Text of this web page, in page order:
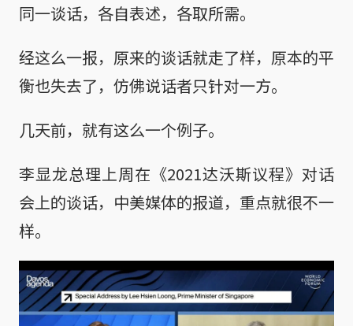
同一谈话，各自表述，各取所需。
经这么一报，原来的谈话就走了样，原本的平
衡也失去了，仿佛说话者只针对一方。
几天前，就有这么一个例子。
李显龙总理上周在《2021达沃斯议程》对话
会上的谈话，中美媒体的报道，重点就很不一
样。